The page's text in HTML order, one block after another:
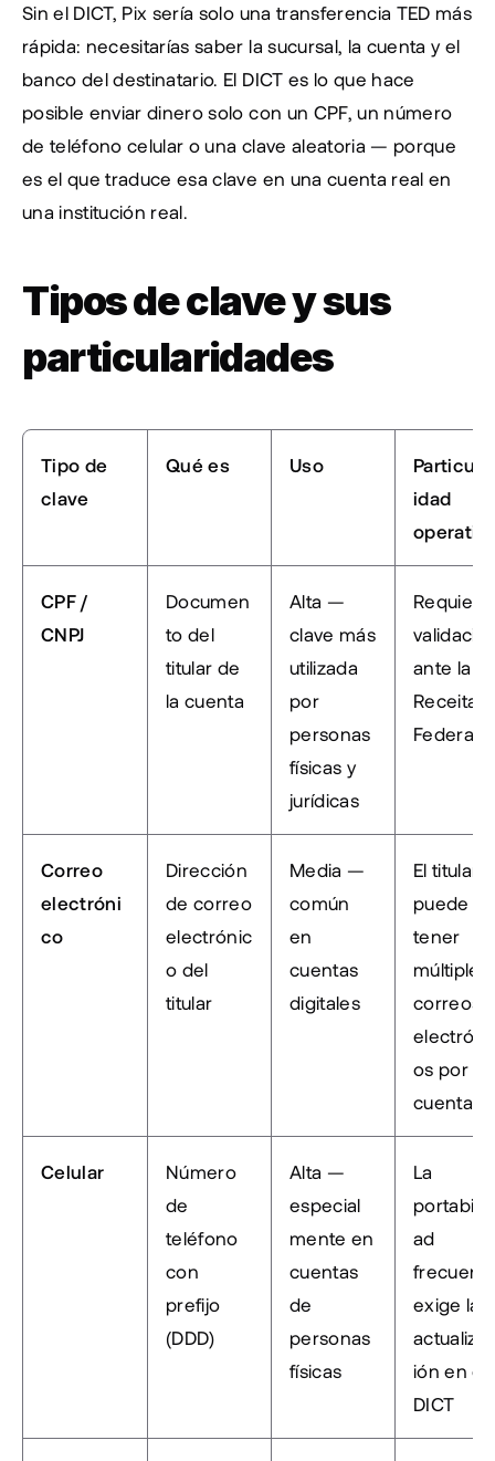
Sin el DICT, Pix sería solo una transferencia TED más
rápida: necesitarías saber la sucursal, la cuenta y el
banco del destinatario. El DICT es lo que hace
posible enviar dinero solo con un CPF, un número
de teléfono celular o una clave aleatoria — porque
es el que traduce esa clave en una cuenta real en
una institución real.
Tipos de clave y sus
particularidades
Tipo de
clave
Qué es Uso
idad
CPF /
CNPJ
Documen
to del
titular de
la cuenta
Alta —
clave más
utilizada
por
personas
físicas y
jurídicas
Requiere
ante la
Receita
Federal
Correo
electróni
co
Dirección
de correo
electrónic
o del
titular
Media —
común
en
cuentas
digitales
El titular
puede
tener
múltiples
correos
os por
cuenta
Celular
Número
de
teléfono
con
prefijo
(DDD)
Alta —
especial
mente en
cuentas
de
personas
físicas
La
portabilid
ad
exige la
ión en el
DICT